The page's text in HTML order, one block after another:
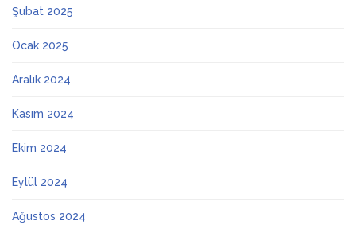
Şubat 2025
Ocak 2025
Aralık 2024
Kasım 2024
Ekim 2024
Eylül 2024
Ağustos 2024